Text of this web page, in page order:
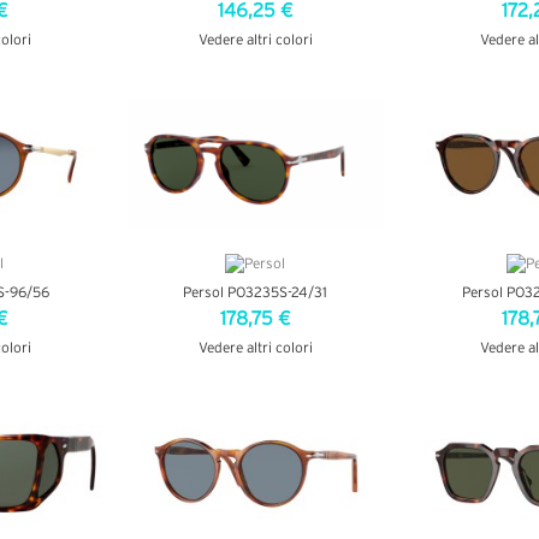
146,25 €
Vedere altri colori Vedere
96/56 Persol PO3235S-24/31
178,75 €
Vedere altri colori
Persol
Vedere